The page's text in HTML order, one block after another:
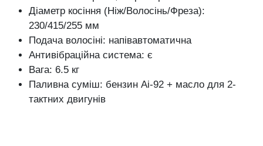
Діаметр косіння (Ніж/Волосінь/Фреза):
230/415/255 мм
Подача волосіні: напівавтоматична
Антивібраційна система: є
Вага: 6.5 кг
Паливна суміш: бензин Аі-92 + масло для 2-
тактних двигунів